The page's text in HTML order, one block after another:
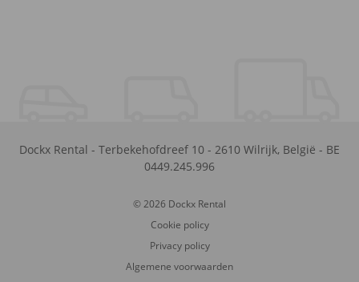
Dockx Rental - Terbekehofdreef 10 - 2610 Wilrijk, België - BE
0449.245.996
© 2026 Dockx Rental
Cookie policy
Privacy policy
Algemene voorwaarden